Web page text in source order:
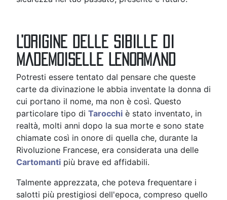
L’origine delle Sibille di
Mademoiselle Lenormand
Potresti essere tentato dal pensare che queste
carte da divinazione le abbia inventate la donna di
cui portano il nome, ma non è così. Questo
particolare tipo di Tarocchi è stato inventato, in
realtà, molti anni dopo la sua morte e sono state
chiamate così in onore di quella che, durante la
Rivoluzione Francese, era considerata una delle
Cartomanti più brave ed affidabili.
Talmente apprezzata, che poteva frequentare i
salotti più prestigiosi dell'epoca, compreso quello